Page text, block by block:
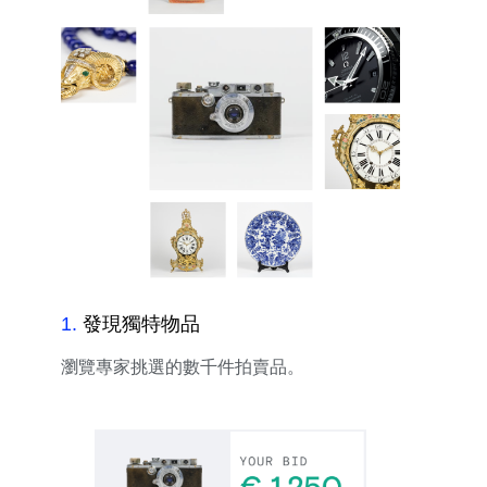
1. 發現獨特物品
瀏覽專家挑選的數千件拍賣品。